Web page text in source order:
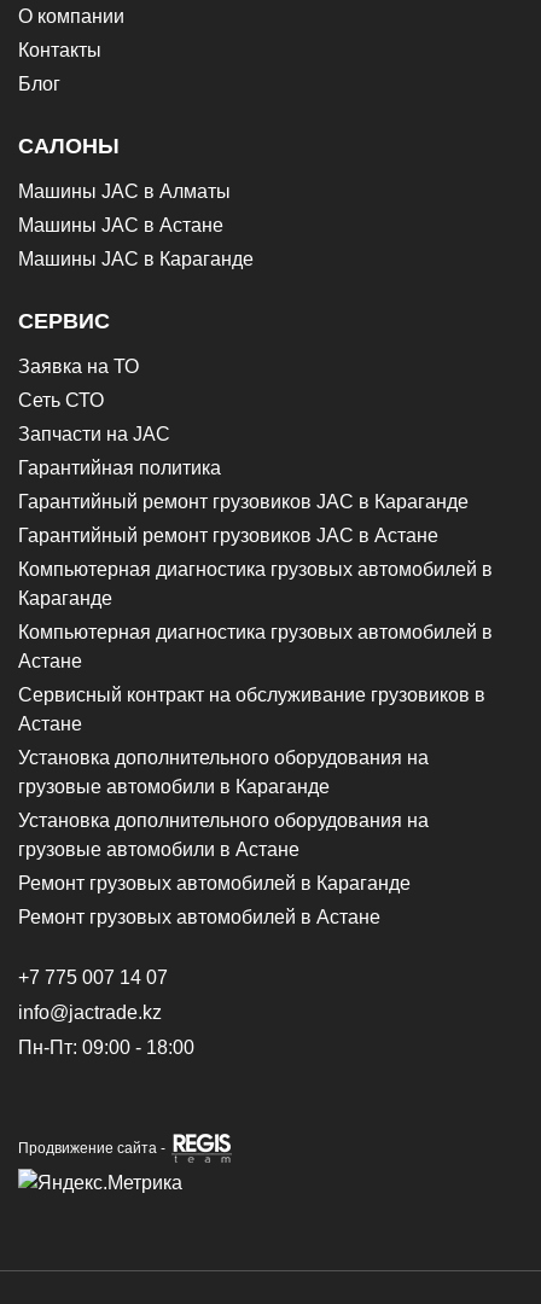
О компании
Контакты
Блог
САЛОНЫ
Машины JAC в Алматы
Машины JAC в Астане
Машины JAC в Караганде
СЕРВИС
Заявка на ТО
Сеть СТО
Запчасти на JAC
Гарантийная политика
Гарантийный ремонт грузовиков JAC в Караганде
Гарантийный ремонт грузовиков JAC в Астане
Компьютерная диагностика грузовых автомобилей в
Караганде
Компьютерная диагностика грузовых автомобилей в
Астане
Сервисный контракт на обслуживание грузовиков в
Астане
Установка дополнительного оборудования на
грузовые автомобили в Караганде
Установка дополнительного оборудования на
грузовые автомобили в Астане
Ремонт грузовых автомобилей в Караганде
Ремонт грузовых автомобилей в Астане
+7 775 007 14 07
info@jactrade.kz
Пн-Пт: 09:00 - 18:00
Продвижение сайта -